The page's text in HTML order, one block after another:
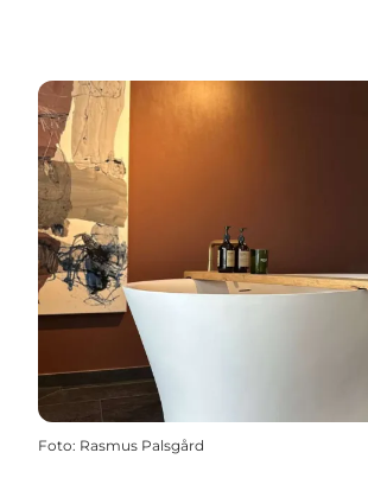
Foto: Rasmus Palsgård